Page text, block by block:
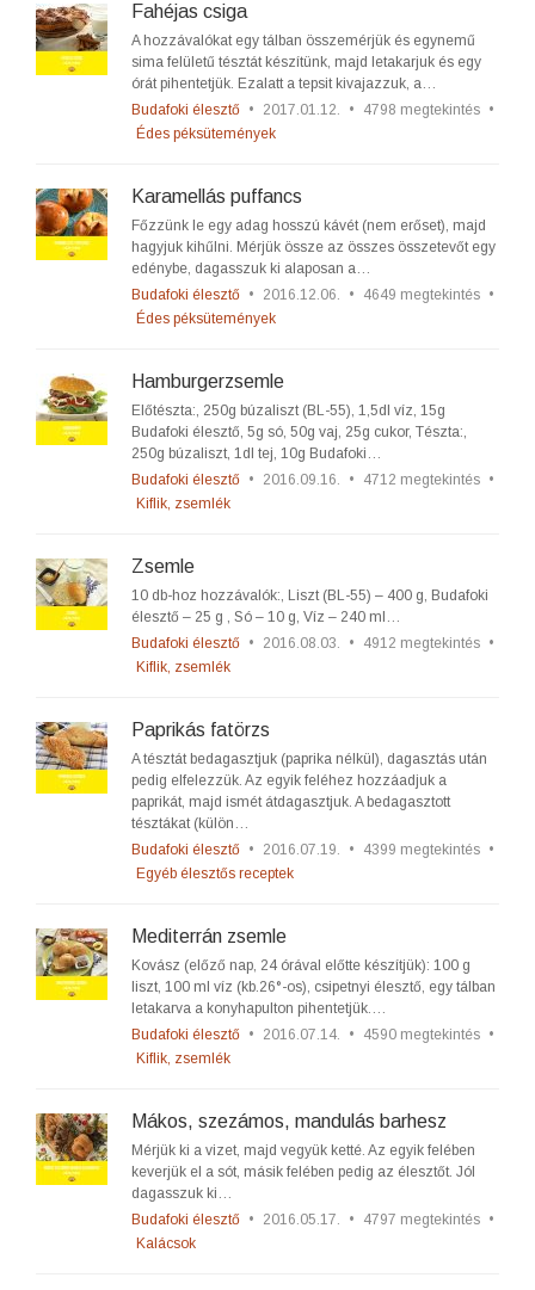
Fahéjas csiga
A hozzávalókat egy tálban összemérjük és egynemű
sima felületű tésztát készítünk, majd letakarjuk és egy
órát pihentetjük. Ezalatt a tepsit kivajazzuk, a…
Budafoki élesztő • 2017.01.12. • 4798 megtekintés •
Édes péksütemények
Karamellás puffancs
Főzzünk le egy adag hosszú kávét (nem erőset), majd
hagyjuk kihűlni. Mérjük össze az összes összetevőt egy
edénybe, dagasszuk ki alaposan a…
Budafoki élesztő • 2016.12.06. • 4649 megtekintés •
Édes péksütemények
Hamburgerzsemle
Előtészta:, 250g búzaliszt (BL-55), 1,5dl víz, 15g
Budafoki élesztő, 5g só, 50g vaj, 25g cukor, Tészta:,
250g búzaliszt, 1dl tej, 10g Budafoki…
Budafoki élesztő • 2016.09.16. • 4712 megtekintés •
Kiflik, zsemlék
Zsemle
10 db-hoz hozzávalók:, Liszt (BL-55) – 400 g, Budafoki
élesztő – 25 g , Só – 10 g, Víz – 240 ml…
Budafoki élesztő • 2016.08.03. • 4912 megtekintés •
Kiflik, zsemlék
Paprikás fatörzs
A tésztát bedagasztjuk (paprika nélkül), dagasztás után
pedig elfelezzük. Az egyik feléhez hozzáadjuk a
paprikát, majd ismét átdagasztjuk. A bedagasztott
tésztákat (külön…
Budafoki élesztő • 2016.07.19. • 4399 megtekintés •
Egyéb élesztős receptek
Mediterrán zsemle
Kovász (előző nap, 24 órával előtte készítjük): 100 g
liszt, 100 ml víz (kb.26°-os), csipetnyi élesztő, egy tálban
letakarva a konyhapulton pihentetjük.…
Budafoki élesztő • 2016.07.14. • 4590 megtekintés •
Kiflik, zsemlék
Mákos, szezámos, mandulás barhesz
Mérjük ki a vizet, majd vegyük ketté. Az egyik felében
keverjük el a sót, másik felében pedig az élesztőt. Jól
dagasszuk ki…
Budafoki élesztő • 2016.05.17. • 4797 megtekintés •
Kalácsok